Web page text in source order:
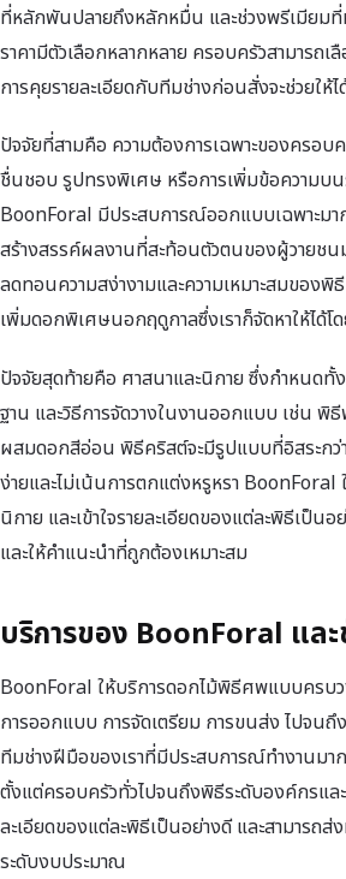
ที่หลักพันปลายถึงหลักหมื่น และช่วงพรีเมียม
ราคามีตัวเลือกหลากหลาย ครอบครัวสามารถเ
การคุยรายละเอียดกับทีมช่างก่อนสั่งจะช่วยใ
ปัจจัยที่สามคือ ความต้องการเฉพาะของครอ
ชื่นชอบ รูปทรงพิเศษ หรือการเพิ่มข้อความ
BoonForal มีประสบการณ์ออกแบบเฉพาะมา
สร้างสรรค์ผลงานที่สะท้อนตัวตนของผู้วายชนม์
ลดทอนความสง่างามและความเหมาะสมของ
เพิ่มดอกพิเศษนอกฤดูกาลซึ่งเราก็จัดหาให้ได้โ
ปัจจัยสุดท้ายคือ ศาสนาและนิกาย ซึ่งกำหนด
ฐาน และวิธีการจัดวางในงานออกแบบ เช่น พิ
ผสมดอกสีอ่อน พิธีคริสต์จะมีรูปแบบที่อิสระกว่
ง่ายและไม่เน้นการตกแต่งหรูหรา BoonForal
นิกาย และเข้าใจรายละเอียดของแต่ละพิธีเป็
และให้คำแนะนำที่ถูกต้องเหมาะสม
บริการของ BoonForal แล
BoonForal ให้บริการดอกไม้พิธีศพแบบครบ
การออกแบบ การจัดเตรียม การขนส่ง ไปจนถึ
ทีมช่างฝีมือของเราที่มีประสบการณ์ทำงานมา
ตั้งแต่ครอบครัวทั่วไปจนถึงพิธีระดับองค์กรและ
ละเอียดของแต่ละพิธีเป็นอย่างดี และสามาร
ระดับงบประมาณ